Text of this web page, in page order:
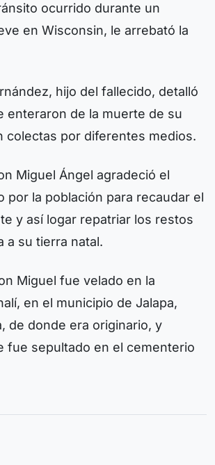
ocurrido durante un
en Wisconsin, le arrebató la
hijo del fallecido, detalló
enteraron de la muerte de su
colectas por diferentes medios.
Miguel Ángel agradeció el
por la población para recaudar el
y así logar repatriar los restos
a su tierra natal.
Miguel fue velado en la
en el municipio de Jalapa,
de donde era originario, y
fue sepultado en el cementerio